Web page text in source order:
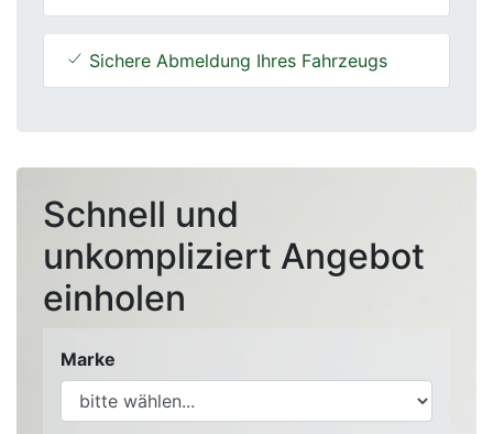
Sichere Abmeldung Ihres Fahrzeugs
Schnell und
unkompliziert Angebot
einholen
Marke